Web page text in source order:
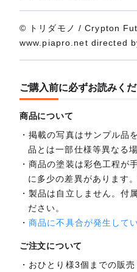
© トリダモノ / Crypton
www.piapro.net directed
ご購入前に必ずお読みく
商品について
掲載の写真はサンプル品
品とは一部仕様等異なる
商品の塗装は彩色工程が
に多少の差異があります
製品は自立しません。付
ださい。
商品に不具合が発生して
ご注文について
おひとり様3個までの販売